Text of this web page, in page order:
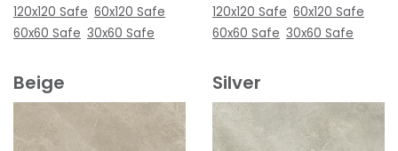
120x120 Safe 60x120 Safe
60x60 Safe 30x60 Safe
120x120 Safe 60x120 Safe
60x60 Safe 30x60 Safe
Beige Silver